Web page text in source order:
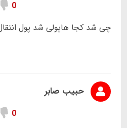
0
چی شد کجا هاپولی شد پول
حبیب صابر
0